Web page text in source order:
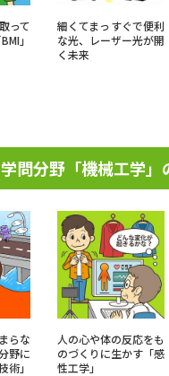
って
」
細くてまっすぐで便利
な光、レーザー光が開
く未来
学問分野「機械工学」
らな
野に
術」
人の心や体の反応をも
のづくりに生かす「感
性工学」